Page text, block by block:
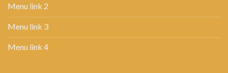
Menu link 2
Menu link 3
Menu link 4